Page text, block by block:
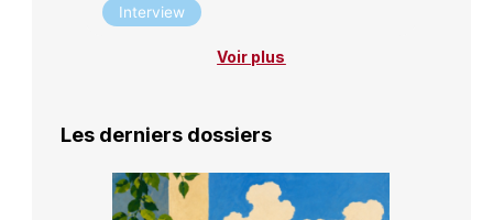
Interview
Voir plus
Les derniers dossiers